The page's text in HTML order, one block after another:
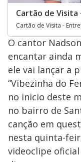
Cartão de
Cartão de Visita -
O cantor
encantar ainda
ele vai lançar a
“Vibezinha do
no inicio deste
no bairro de
canção em
nesta quinta-
videoclipe